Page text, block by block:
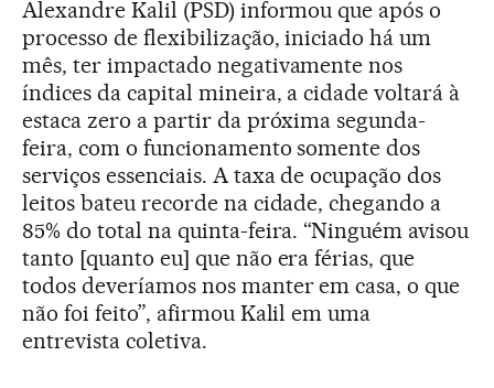
Alexandre Kalil (PSD) informou que após o
processo de flexibilização, iniciado há um
mês, ter impactado negativamente nos
índices da capital mineira, a cidade voltará à
estaca zero a partir da próxima segunda-
feira, com o funcionamento somente dos
serviços essenciais. A taxa de ocupação dos
leitos bateu recorde na cidade, chegando a
85% do total na quinta-feira. “Ninguém avisou
tanto [quanto eu] que não era férias, que
todos deveríamos nos manter em casa, o que
não foi feito”, afirmou Kalil em uma
entrevista coletiva.